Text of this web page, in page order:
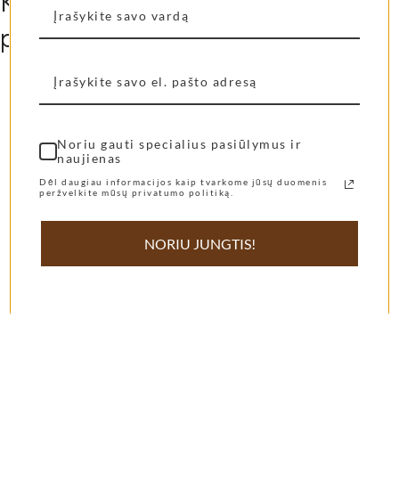
pamiltos prekės...
Shangies basutės
Pearly Shades
Shangies šlepetės
Pasirinkti savybes
Noriu gauti specialius pasiūlymus ir
naujienas
Dėl daugiau informacijos kaip tvarkome jūsų duomenis
peržvelkite mūsų privatumo politiką.
NORIU JUNGTIS!